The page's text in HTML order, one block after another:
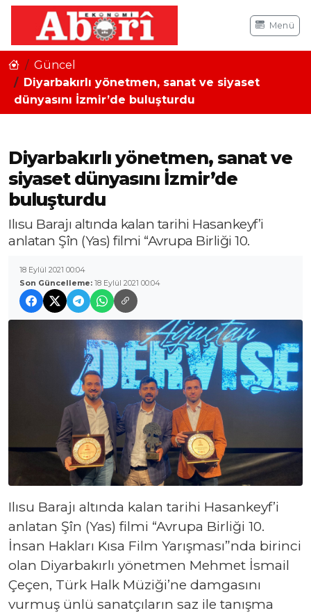
Menü
Güncel
Diyarbakırlı yönetmen, sanat ve siyaset
dünyasını İzmir’de buluşturdu
Diyarbakırlı yönetmen, sanat ve
siyaset dünyasını İzmir’de
buluşturdu
Ilısu Barajı altında kalan tarihi Hasankeyf’i
anlatan Şîn (Yas) filmi “Avrupa Birliği 10.
18 Eylül 2021 00:04
Son Güncelleme: 18 Eylül 2021 00:04
Ilısu Barajı altında kalan tarihi Hasankeyf’i
anlatan Şîn (Yas) filmi “Avrupa Birliği 10.
İnsan Hakları Kısa Film Yarışması”nda birinci
olan Diyarbakırlı yönetmen Mehmet İsmail
Çeçen, Türk Halk Müziği’ne damgasını
vurmuş ünlü sanatçıların saz ile tanışma